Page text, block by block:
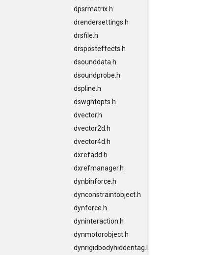
dpsrmatrix.h
drendersettings.h
drsfile.h
drsposteffects.h
dsounddata.h
dsoundprobe.h
dspline.h
dswghtopts.h
dvector.h
dvector2d.h
dvector4d.h
dxrefadd.h
dxrefmanager.h
dynbinforce.h
dynconstraintobject.h
dynforce.h
dyninteraction.h
dynmotorobject.h
dynrigidbodyhiddentag.h